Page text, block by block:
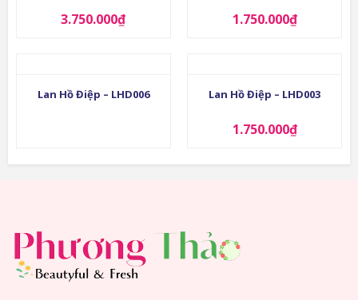
3.750.000₫ 1.750.000₫
Lan Hồ Điệp – LHD006 Lan Hồ Điệp – LHD003
1.750.000₫